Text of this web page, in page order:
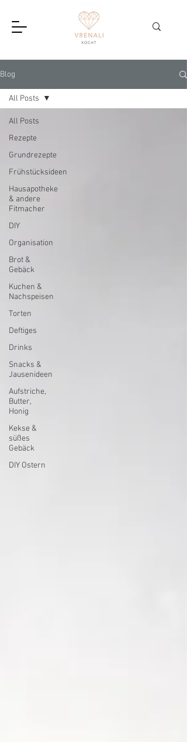
Blog
All Posts
Rezepte
Grundrezepte
Frühstücksideen
Hausapotheke
& andere
Fitmacher
DIY
Organisation
Brot &
Gebäck
Kuchen &
Nachspeisen
Torten
Deftiges
Drinks
Snacks &
Jausenideen
Aufstriche,
Butter,
Honig
Kekse &
süßes
Gebäck
DIY Ostern
All Posts